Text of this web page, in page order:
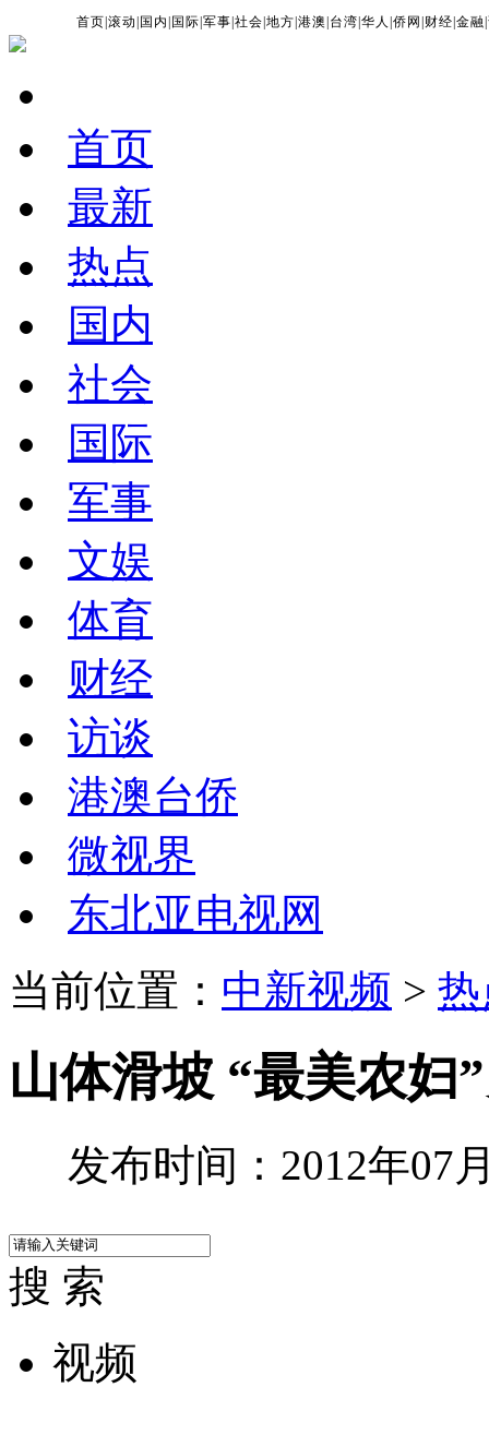
首页 |滚动 国内 国际 |军事 |社会 |地方 |港澳 台湾 |华人 |侨网 财经 |金融 |
首页
最新
热点
国内
社会
国际
军事
文娱
体育
财经
访谈
港澳台侨
微视界
东北亚电视网
当前位置： 中新视频 >
山体滑坡 “最美农妇
发布时间：2012年07
搜 索
视频